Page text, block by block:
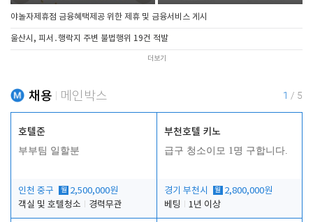
야놀자제휴점 금융혜택제공 위한 제휴 및 금융서비스 게시
울산시, 피서․행락지 주변 불법행위 19건 적발
더보기
채용 메인박스 1 / 5
호텔준
부부팀 일할분
인천 중구 월 2,500,000원
객실 및 호텔청소
경력무관
부천호텔 키노
급구 청소이모 1명 구합니다.
경기 부천시 월 2,800,000원
베팅
1년 이상